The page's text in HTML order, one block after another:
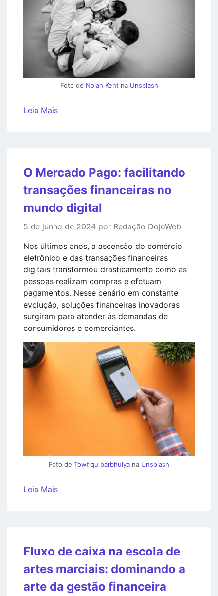
Foto de Nolan Kent na Unsplash
Leia Mais
O Mercado Pago: facilitando
transações financeiras no
mundo digital
5 de junho de 2024 por Redação DojoWeb
Nos últimos anos, a ascensão do comércio
eletrônico e das transações financeiras
digitais transformou drasticamente como as
pessoas realizam compras e efetuam
pagamentos. Nesse cenário em constante
evolução, soluções financeiras inovadoras
surgiram para atender às demandas de
consumidores e comerciantes.
Foto de Towfiqu barbhuiya na Unsplash
Leia Mais
Fluxo de caixa na escola de
artes marciais: dominando a
arte da gestão financeira